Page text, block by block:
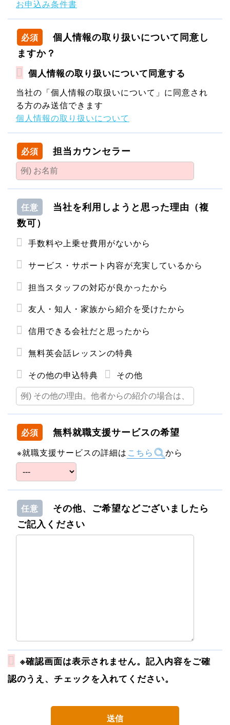
お申込み条件書
必須
個人情報の取り扱いについて同意し
ますか？
個人情報の取り扱いについて同意する
当社の「個人情報の取扱いについて」に同意され
る方のみ送信できます
個人情報の取り扱いについて
必須 担当カウンセラー
任意
当社を利用しようと思った理由（複
数可）
手数料や上乗せ費用がないから
サービス・サポート内容が充実しているから
担当スタッフの対応が良かったから
友人・知人・家族から紹介を受けたから
信用できる会社だと思ったから
無料英会話レッスンの特典
その他の申込特典
その他
必須 無料就職支援サービスの希望
※就職支援サービスの詳細は こちら から
任意
その他、ご希望などございましたら
ご記入ください
※確認画面は表示されません。記入内容をご確
認のうえ、チェックを入れてください。